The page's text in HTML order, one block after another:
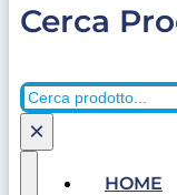
Cerca
Cerca
×
HOME